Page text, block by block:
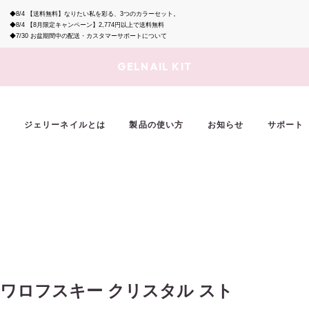
◆8/4
【送料無料】なりたい私を彩る、3つのカラーセット。
◆8/4
【8月限定キャンペーン】2,774円以上で送料無料
◆7/30 お盆期間中の配送・カスタマーサポートについて
GELNAIL KIT
ジェリーネイルとは 製品の使い方 お知らせ サポート
ロフスキー クリスタル スト